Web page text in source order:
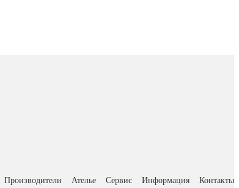
Производители
Ателье Сервис Информация Контакты